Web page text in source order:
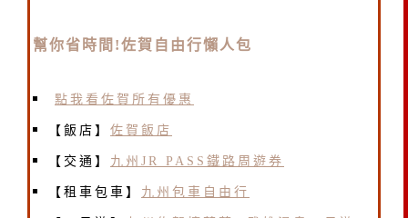
幫你省時間!佐賀自由行懶人包
點我看佐賀所有優惠
【 飯店 】 佐賀飯店
【交通】 九州JR PASS鐵路周遊券
【租車包車】 九州包車自由行